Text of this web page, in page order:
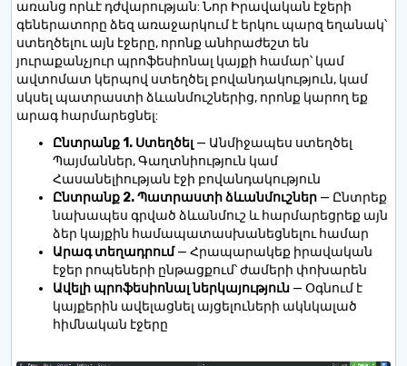
առանց որևէ դժվարության: Նոր Իրավական էջերի
գեներատորը ձեզ առաջարկում է երկու պարզ եղանակ՝
ստեղծելու այն էջերը, որոնք անհրաժեշտ են
յուրաքանչյուր պրոֆեսիոնալ կայքի համար՝ կամ
ավտոմատ կերպով ստեղծել բովանդակություն, կամ
սկսել պատրաստի ձևանմուշներից, որոնք կարող եք
արագ հարմարեցնել:
Ընտրանք 1. Ստեղծել — Անմիջապես ստեղծել
Պայմաններ, Գաղտնիություն կամ
Հասանելիության էջի բովանդակություն
Ընտրանք 2. Պատրաստի ձևանմուշներ — Ընտրեք
նախապես գրված ձևանմուշ և հարմարեցրեք այն
ձեր կայքին համապատասխանեցնելու համար
Արագ տեղադրում— Հրապարակեք իրավական
էջեր րոպեների ընթացքում՝ ժամերի փոխարեն
Ավելի պրոֆեսիոնալ ներկայություն — Օգնում է
կայքերին ավելացնել այցելուների ակնկալած
հիմնական էջերը